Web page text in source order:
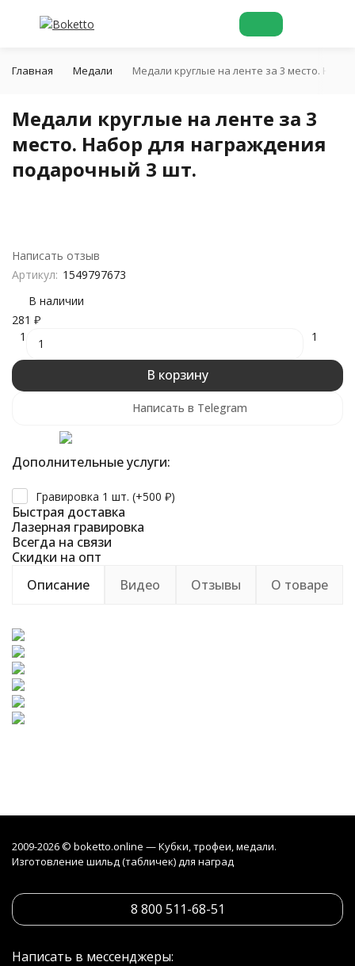
Главная Медали Медали круглые на ленте за 3 место.
Медали круглые на ленте за 3
место. Набор для награждения
подарочный 3 шт.
Написать отзыв
Артикул: 1549797673
В наличии
281 ₽
1
1
В корзину
Написать в Telegram
Дополнительные услуги:
Гравировка 1 шт. (+500 ₽)
Быстрая доставка
Лазерная гравировка
Всегда на связи
Скидки на опт
Описание
Видео Отзывы О товаре
2009-2026 © boketto.online — Кубки, трофеи, медали.
Изготовление шильд (табличек) для наград
8 800 511-68-51
Написать в мессенджеры: